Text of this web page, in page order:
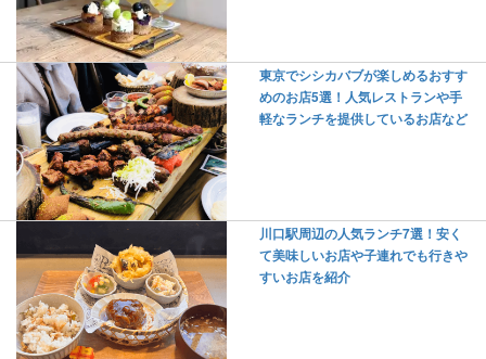
東京でシシカバブが楽しめるおすす
めのお店5選！人気レストランや手
軽なランチを提供しているお店など
川口駅周辺の人気ランチ7選！安く
て美味しいお店や子連れでも行きや
すいお店を紹介